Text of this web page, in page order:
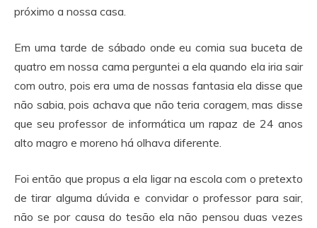
próximo a nossa casa.
Em uma tarde de sábado onde eu comia sua buceta de
quatro em nossa cama perguntei a ela quando ela iria sair
com outro, pois era uma de nossas fantasia ela disse que
não sabia, pois achava que não teria coragem, mas disse
que seu professor de informática um rapaz de 24 anos
alto magro e moreno há olhava diferente.
Foi então que propus a ela ligar na escola com o pretexto
de tirar alguma dúvida e convidar o professor para sair,
não se por causa do tesão ela não pensou duas vezes